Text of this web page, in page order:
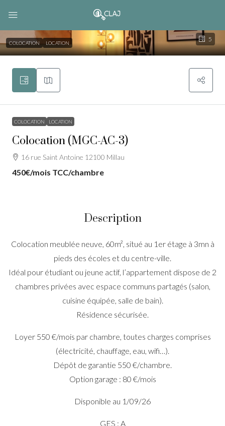
5
COLOCATION LOCATION
COLOCATION LOCATION
Colocation (MGC-AC-3)
16 rue Saint Antoine 12100 Millau
450€/mois TCC/chambre
Description
Colocation meublée neuve, 60m², situé au 1er étage à 3mn à
pieds des écoles et du centre-ville.
Idéal pour étudiant ou jeune actif, l’appartement dispose de 2
chambres privées avec espace communs partagés (salon,
cuisine équipée, salle de bain).
Résidence sécurisée.
Loyer 550 €/mois par chambre, toutes charges comprises
(électricité, chauffage, eau, wifi…).
Dépôt de garantie 550 €/chambre.
Option garage : 80 €/mois
Disponible au 1/09/26
GES : A